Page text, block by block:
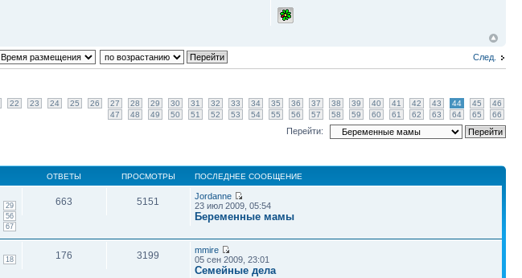
След.
22 23 24 25 26 27 28 29 30 31 32 33 34 35 36 37 38 39 40 41 42 43 44 45
46
47
48 49 50 51 52 53 54 55 56 57 58 59 60 61 62 63 64 65 66
Перейти:
ОТВЕТЫ ПРОСМОТРЫ ПОСЛЕДНЕЕ СООБЩЕНИЕ
29
56
67
663 5151
Jordanne
23 июл 2009, 05:54
Беременные мамы
18 176 3199
mmire
05 сен 2009, 23:01
Семейные дела